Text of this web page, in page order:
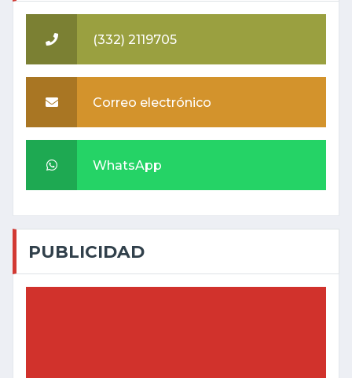
(332) 2119705
Correo electrónico
WhatsApp
PUBLICIDAD